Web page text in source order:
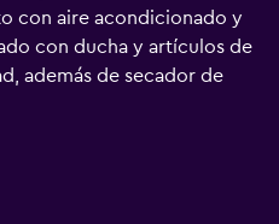
con aire acondicionado y
con ducha y artículos de
además de secador de
desayuno a la carta o
hay puntos de interés